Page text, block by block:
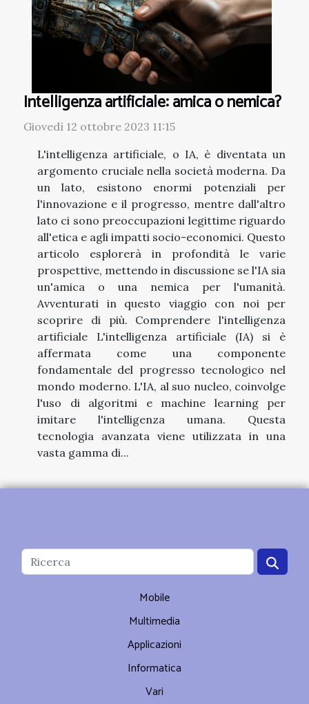
Intelligenza artificiale: amica o nemica?
Giovedì 12 ottobre 2023 11:15
L'intelligenza artificiale, o IA, è diventata un
argomento cruciale nella società moderna. Da
un lato, esistono enormi potenziali per
l'innovazione e il progresso, mentre dall'altro
lato ci sono preoccupazioni legittime riguardo
all'etica e agli impatti socio-economici. Questo
articolo esplorerà in profondità le varie
prospettive, mettendo in discussione se l'IA sia
un'amica o una nemica per l'umanità.
Avventurati in questo viaggio con noi per
scoprire di più. Comprendere l'intelligenza
artificiale L'intelligenza artificiale (IA) si è
affermata come una componente
fondamentale del progresso tecnologico nel
mondo moderno. L'IA, al suo nucleo, coinvolge
l'uso di algoritmi e machine learning per
imitare l'intelligenza umana. Questa
tecnologia avanzata viene utilizzata in una
vasta gamma di...
Mobile
Multimedia
Applicazioni
Informatica
Vari